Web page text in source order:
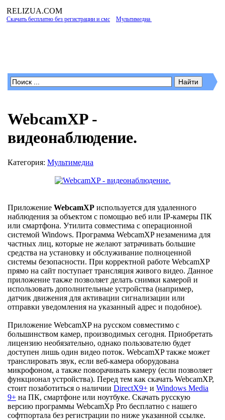
RELIZUA.COM
Скачать бесплатно без регистрации и смс Мультимедиа
WebcamXP -
видеонаблюдение.
Категория: Мультимедиа
Приложение WebcamXP используется для удаленного
наблюдения за объектом с помощью веб или IP-камеры ПК
или смартфона. Утилита совместима с операционной
системой Windows. Программа WebcamXP незаменима для
частных лиц, которые не желают затрачивать большие
средства на установку и обслуживание полноценной
системы безопасности. При корректной работе WebcamXP
прямо на сайт поступает трансляция живого видео. Данное
приложение также позволяет делать снимки камерой и
использовать дополнительные устройства (например,
датчик движения для активации сигнализации или
отправки уведомления на указанный адрес и подобное).
Приложение WebcamXP на русском совместимо с
большинством камер, производимых сегодня. Приобретать
лицензию необязательно, однако пользователю будет
доступен лишь один видео поток. WebcamXP также может
транслировать звук, если веб-камера оборудована
микрофоном, а также поворачивать камеру (если позволяет
функционал устройства). Перед тем как скачать WebcamXP,
стоит позаботиться о наличии DirectX9+ и Windows Media
9+ на ПК, смартфоне или ноутбуке. Скачать русскую
версию программы WebcamXp Pro бесплатно с нашего
софтпортала без регистрации по ниже указанной ссылке.